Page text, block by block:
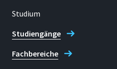
Studium
Studiengänge
Fachbereiche